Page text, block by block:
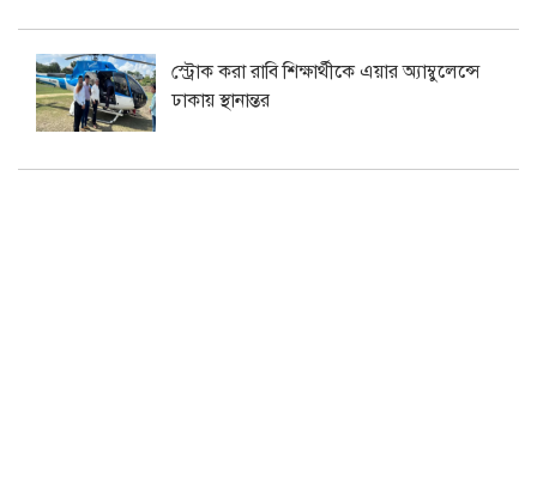
স্ট্রোক করা রাবি শিক্ষার্থীকে এয়ার অ্যাম্বুলেন্সে
ঢাকায় স্থানান্তর